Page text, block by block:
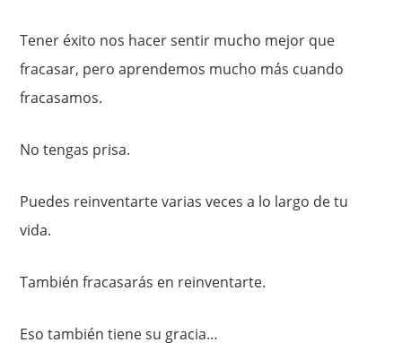
Tener éxito nos hacer sentir mucho mejor que
fracasar, pero aprendemos mucho más cuando
fracasamos.
No tengas prisa.
Puedes reinventarte varias veces a lo largo de tu
vida.
También fracasarás en reinventarte.
Eso también tiene su gracia…